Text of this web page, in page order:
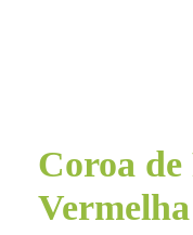
Coroa
Vermelha